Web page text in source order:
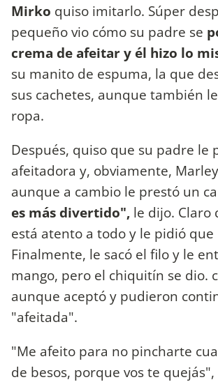
Mirko quiso imitarlo. Súper
pequeño vio cómo su padre se
crema de afeitar y él hizo lo
su manito de espuma, la que
sus cachetes, aunque también
ropa.
Después, quiso que su padre le
afeitadora y, obviamente,
aunque a cambio le prestó un
es más divertido", le dijo. Claro
está atento a todo y le pidió que
Finalmente, le sacó el filo y le
mango, pero el chiquitín se dio.
aunque aceptó y pudieron
"afeitada".
"Me afeito para no pincharte
de besos, porque vos te